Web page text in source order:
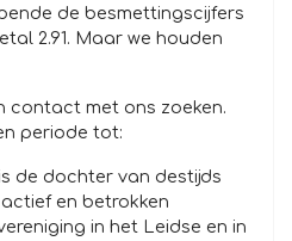
de besmettingscijfers
2.91. Maar we houden
contact met ons zoeken.
periode tot:
de dochter van destijds
en betrokken
in het Leidse en in